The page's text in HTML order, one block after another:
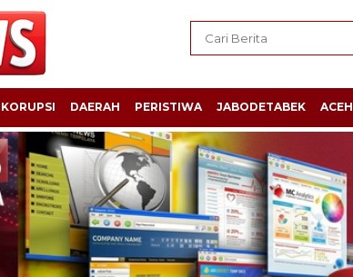
KORUPSI DAERAH PERISTIWA JABODETABEK ACEH